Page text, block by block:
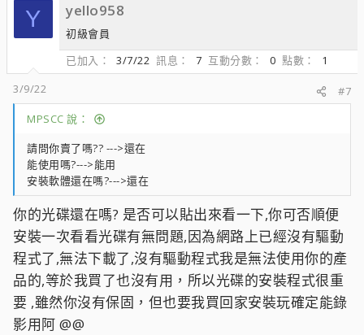
Y yello958
初級會員
已加入
3/7/22 訊息 7 互動分數 0 點數
1
3/9/22
#7
MPSCC 說：
請問你賣了嗎?? --->還在
能使用嗎?--->能用
安裝軟體還在嗎?--->還在
你的光碟還在嗎? 是否可以貼出來看一下,你可否順便
安裝一次看看光碟有無問題,因為網路上已經沒有驅動
程式了,無法下載了,沒有驅動程式我是無法使用你的產
品的,等於我買了也沒有用，所以光碟的安裝程式很重
要 ,雖然你沒有保固，但也要我買回家安裝玩確定能錄
影用阿 @@